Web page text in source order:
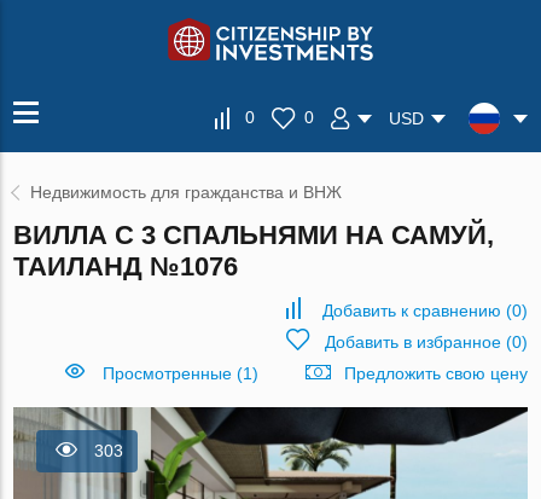
0 0 USD
Недвижимость для гражданства и ВНЖ
ВИЛЛА С 3 СПАЛЬНЯМИ НА САМУЙ,
ТАИЛАНД №1076
Добавить к сравнению (0)
Добавить в избранное(0)
Просмотренные (1)
Предложить свою цену
303